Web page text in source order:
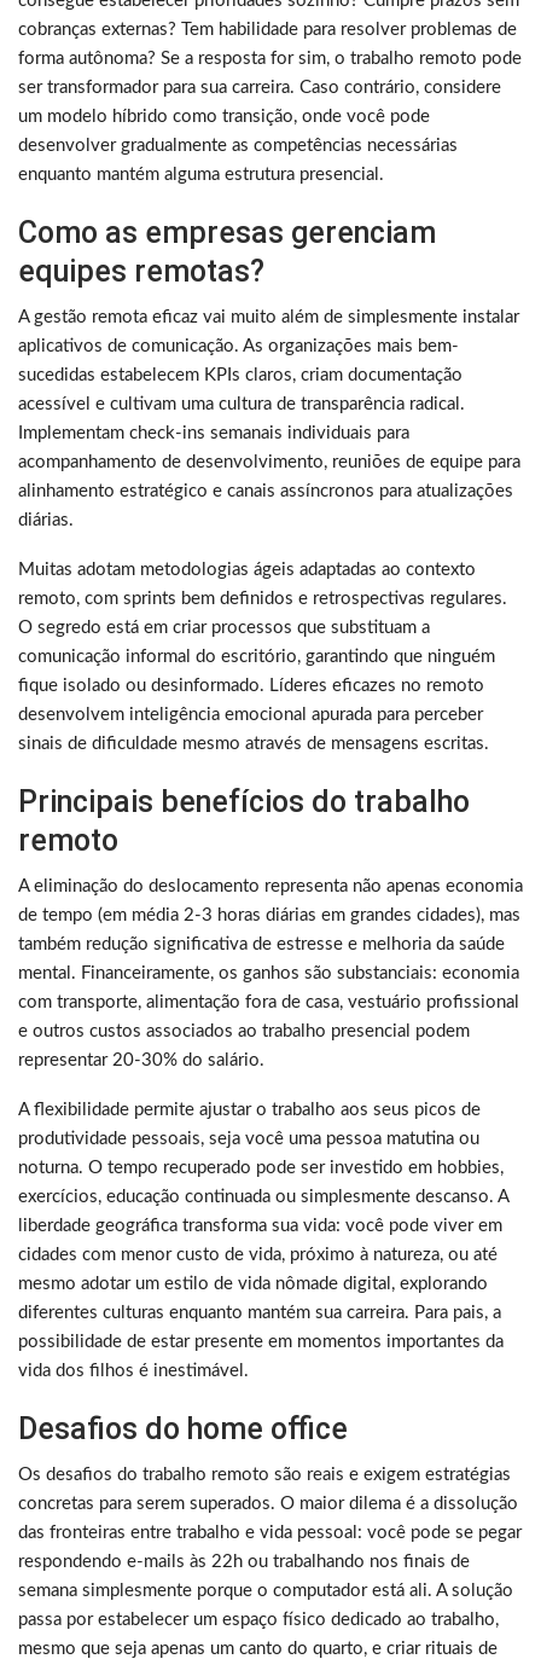
cobranças externas? Tem habilidade para resolver problemas de
forma autônoma? Se a resposta for sim, o trabalho remoto pode
ser transformador para sua carreira. Caso contrário, considere
um modelo híbrido como transição, onde você pode
desenvolver gradualmente as competências necessárias
enquanto mantém alguma estrutura presencial.
Como as empresas gerenciam
equipes remotas?
A gestão remota eficaz vai muito além de simplesmente instalar
aplicativos de comunicação. As organizações mais bem-
sucedidas estabelecem KPIs claros, criam documentação
acessível e cultivam uma cultura de transparência radical.
Implementam check-ins semanais individuais para
acompanhamento de desenvolvimento, reuniões de equipe para
alinhamento estratégico e canais assíncronos para atualizações
diárias.
Muitas adotam metodologias ágeis adaptadas ao contexto
remoto, com sprints bem definidos e retrospectivas regulares.
O segredo está em criar processos que substituam a
comunicação informal do escritório, garantindo que ninguém
fique isolado ou desinformado. Líderes eficazes no remoto
desenvolvem inteligência emocional apurada para perceber
sinais de dificuldade mesmo através de mensagens escritas.
Principais benefícios do trabalho
remoto
A eliminação do deslocamento representa não apenas economia
de tempo (em média 2-3 horas diárias em grandes cidades), mas
também redução significativa de estresse e melhoria da saúde
mental. Financeiramente, os ganhos são substanciais: economia
com transporte, alimentação fora de casa, vestuário profissional
e outros custos associados ao trabalho presencial podem
representar 20-30% do salário.
A flexibilidade permite ajustar o trabalho aos seus picos de
produtividade pessoais, seja você uma pessoa matutina ou
noturna. O tempo recuperado pode ser investido em hobbies,
exercícios, educação continuada ou simplesmente descanso. A
liberdade geográfica transforma sua vida: você pode viver em
cidades com menor custo de vida, próximo à natureza, ou até
mesmo adotar um estilo de vida nômade digital, explorando
diferentes culturas enquanto mantém sua carreira. Para pais, a
possibilidade de estar presente em momentos importantes da
vida dos filhos é inestimável.
Desafios do home office
Os desafios do trabalho remoto são reais e exigem estratégias
concretas para serem superados. O maior dilema é a dissolução
das fronteiras entre trabalho e vida pessoal: você pode se pegar
respondendo e-mails às 22h ou trabalhando nos finais de
semana simplesmente porque o computador está ali. A solução
passa por estabelecer um espaço físico dedicado ao trabalho,
mesmo que seja apenas um canto do quarto, e criar rituais de